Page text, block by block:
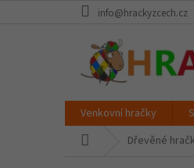
info@hrackyzcech.cz
Venkovní hračky
Dřevěné